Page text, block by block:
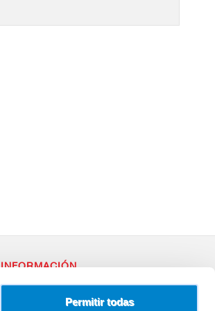
Permitir todas
INFORMACIÓN
Política de Privacidad
Uso de Cookies